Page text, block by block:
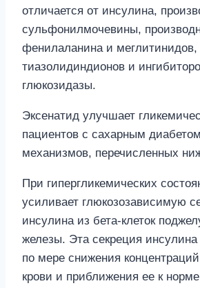
отличается от инсулина,
сульфонилмочевины,
фенилаланина и меглитинидов,
тиазолидиндионов и
глюкозидазы.
Эксенатид улучшает
пациентов с сахарным
механизмов, перечисленных
При гипергликемических
усиливает глюкозозависимую
инсулина из бета-клеток
железы. Эта секреция инсулина
по мере снижения
крови и приближения ее к